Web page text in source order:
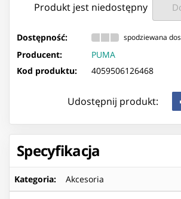
Produkt jest niedostępny
Dostępność: spodziewana
Producent:
PUMA
Kod produktu:
4059506126468
Udostępnij produkt:
Specyfikacja
Kategoria: Akcesoria